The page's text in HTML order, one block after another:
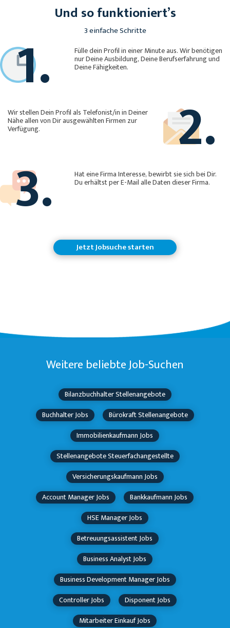
Und so funktioniert’s
3 einfache Schritte
1. Fülle dein Profil in einer Minute aus. Wir benötigen
nur Deine Ausbildung, Deine Berufserfahrung und
Deine Fähigkeiten.
2.
Wir stellen Dein Profil als Telefonist/in in Deiner
Nähe allen von Dir ausgewählten Firmen zur
Verfügung.
3. Hat eine Firma Interesse, bewirbt sie sich bei Dir.
Du erhältst per E-Mail alle Daten dieser Firma.
Jetzt Jobsuche starten
Weitere beliebte Job-Suchen
Bilanzbuchhalter Stellenangebote
Buchhalter Jobs
Bürokraft Stellenangebote
Immobilienkaufmann Jobs
Stellenangebote Steuerfachangestellte
Versicherungskaufmann Jobs
Account Manager Jobs
Bankkaufmann Jobs
HSE Manager Jobs
Betreuungsassistent Jobs
Business Analyst Jobs
Business Development Manager Jobs
Controller Jobs
Disponent Jobs
Mitarbeiter Einkauf Jobs